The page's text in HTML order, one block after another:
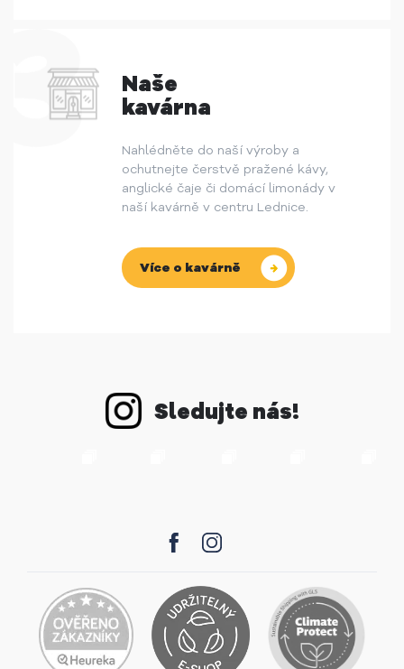
Naše
kavárna
Nahlédněte do naší výroby a
ochutnejte čerstvě pražené kávy,
anglické čaje či domácí limonády v
naší kavárně v centru Lednice.
Více o kavárně
Sledujte nás!